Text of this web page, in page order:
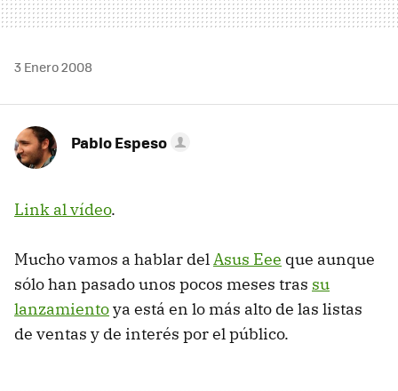
3 Enero 2008
Pablo Espeso
Link al vídeo.
Mucho vamos a hablar delAsus Eee que aunque
sólo han pasado unos pocos meses tras su
lanzamientoya está en lo más alto de las listas
de ventas y de interés por el público.